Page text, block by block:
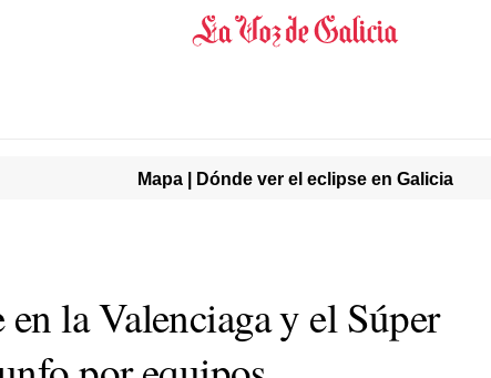
Mapa | Dónde ver el eclipse en Galicia
la Valenciaga y el Súper